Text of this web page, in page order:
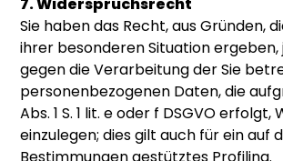
Sie haben das Recht, aus Gründen,
ihrer besonderen Situation ergeben,
gegen die Verarbeitung der Sie
personenbezogenen Daten, die
Abs. 1 S. 1 lit. e oder f DSGVO
einzulegen; dies gilt auch für ein auf